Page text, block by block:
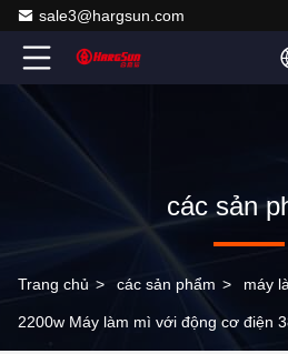
sale3@hargsun.com
các sản
Trang chủ > các sản phẩm > máy
2200w Máy ​​làm mì với động cơ điện